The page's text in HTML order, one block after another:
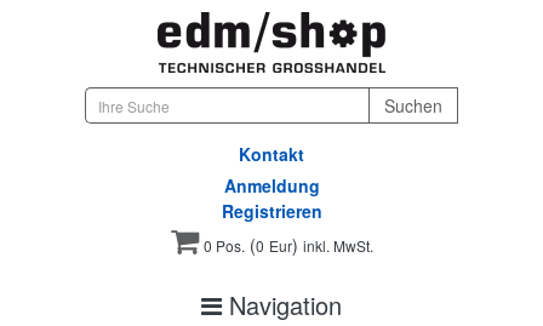
Kontakt
Anmeldung
Registrieren
0 Pos.(0 Eur) inkl. MwSt.
Navigation